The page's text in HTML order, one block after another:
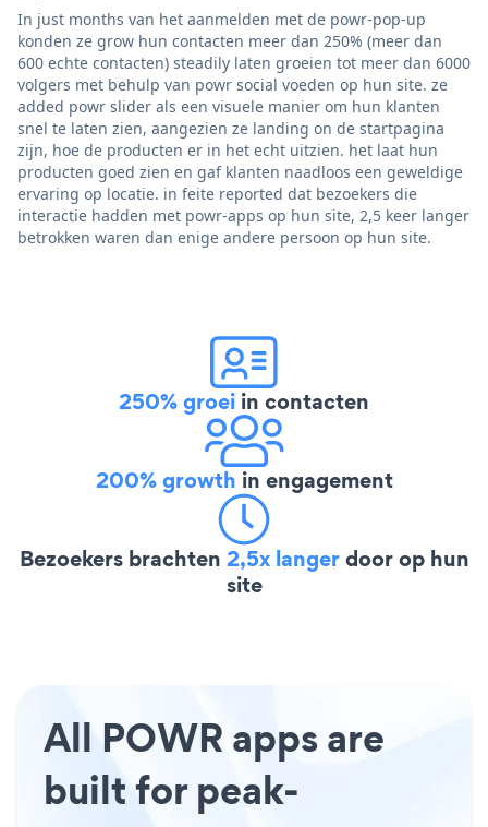
In just months van het aanmelden met de powr-pop-up
konden ze grow hun contacten meer dan 250% (meer dan
600 echte contacten) steadily laten groeien tot meer dan 6000
volgers met behulp van powr social voeden op hun site. ze
added powr slider als een visuele manier om hun klanten
snel te laten zien, aangezien ze landing on de startpagina
zijn, hoe de producten er in het echt uitzien. het laat hun
producten goed zien en gaf klanten naadloos een geweldige
ervaring op locatie. in feite reported dat bezoekers die
interactie hadden met powr-apps op hun site, 2,5 keer langer
betrokken waren dan enige andere persoon op hun site.
250% groei in contacten
200% growth in engagement
Bezoekers brachten 2,5x langerdoor op hun
site
All POWR apps are
built for peak-